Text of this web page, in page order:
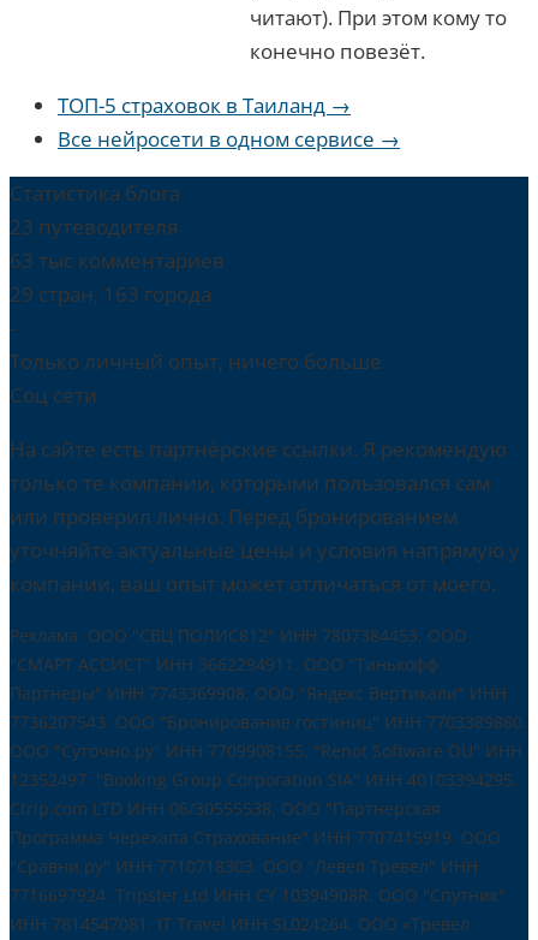
читают). При этом кому то
конечно повезёт.
ТОП-5 страховок в Таиланд →
Все нейросети в одном сервисе →
Статистика блога
23 путеводителя
63 тыс комментариев
29 стран, 163 города
-
Только личный опыт, ничего больше.
Соц сети
На сайте есть партнёрские ссылки. Я рекомендую
только те компании, которыми пользовался сам
или проверил лично. Перед бронированием
уточняйте актуальные цены и условия напрямую у
компании, ваш опыт может отличаться от моего.
Реклама. ООО "СВЦ ПОЛИС812" ИНН 7807384453. ООО
"СМАРТ АССИСТ" ИНН 3662294911. ООО "Тинькофф
Партнеры" ИНН 7743369908. ООО "Яндекс Вертикали" ИНН
7736207543. ООО "Бронирование гостиниц" ИНН 7703389880.
ООО "Суточно.ру" ИНН 7709908155. "Renot Software OU" ИНН
12352497. "Booking Group Corporation SIA" ИНН 40103394295.
Ctrip.com LTD ИНН 06/30555538. ООО "Партнерская
Программа Черехапа Страхование" ИНН 7707415919. OOO
"Сравни.ру" ИНН 7710718303. ООО "Левел Тревел" ИНН
7716697924. Tripster Ltd ИНН CY 10394908R. ООО "Спутник"
ИНН 7814547081. IT Travel ИНН SL024264. ООО «Тревел